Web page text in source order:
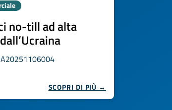
no-till ad alta
SCOPRI DI PIÙ →